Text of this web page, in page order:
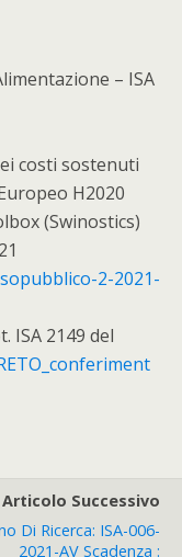
– ISA
costi sostenuti
H2020
(Swinostics)
2-2021-
ISA 2149 del
Articolo Successivo
Di Ricerca: ISA-006-
2021-AV Scadenza :